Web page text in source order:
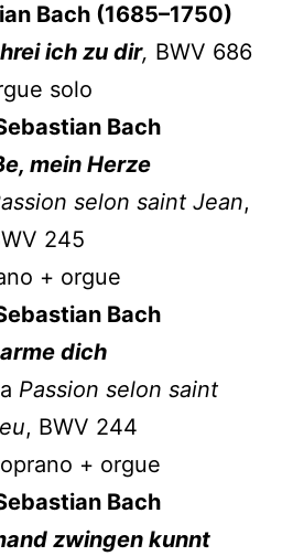
Bach (1685–1750)
ich zu dir, BWV 686
solo
Bach
mein Herze
selon saint Jean,
245
+ orgue
Bach
dich
Passion selon saint
, BWV 244
+ orgue
Bach
zwingen kunnt